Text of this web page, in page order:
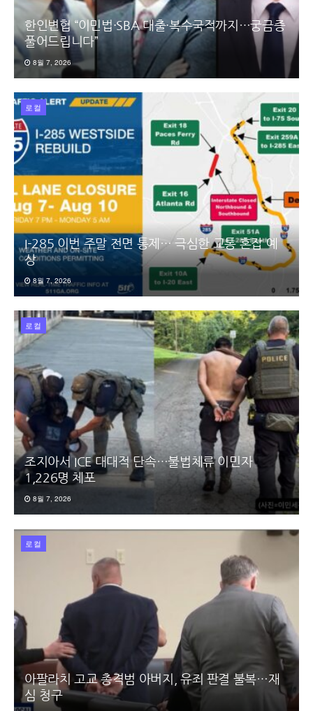
한인변협 “이민법·SBA 대출·복수국적까지…궁금증
풀어드립니다”
8월 7, 2026
로컬
I-285 이번 주말 전면 통제… 극심한 교통 혼잡 예
상
8월 7, 2026
로컬
조지아서 ICE 대대적 단속…불법체류 이민자
1,226명 체포
8월 7, 2026
로컬
아팔라치 고교 총격범 아버지, 유죄 판결 불복…재
심 청구